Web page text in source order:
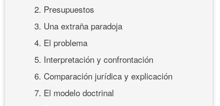
2. Presupuestos
3. Una extraña paradoja
4. El problema
5. Interpretación y confrontación
6. Comparación jurídica y explicación
7. El modelo doctrinal